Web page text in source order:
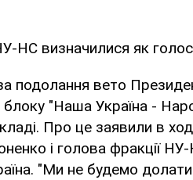
НС визначилися як
подолання вето
блоку "Наша Україна -
Про це заявили в
і голова фракції
"Ми не будемо